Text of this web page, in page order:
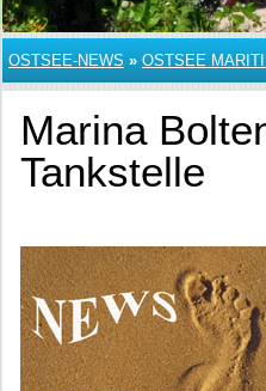
OSTSEE-NEWS » OSTSEE
Marina
Tankstelle